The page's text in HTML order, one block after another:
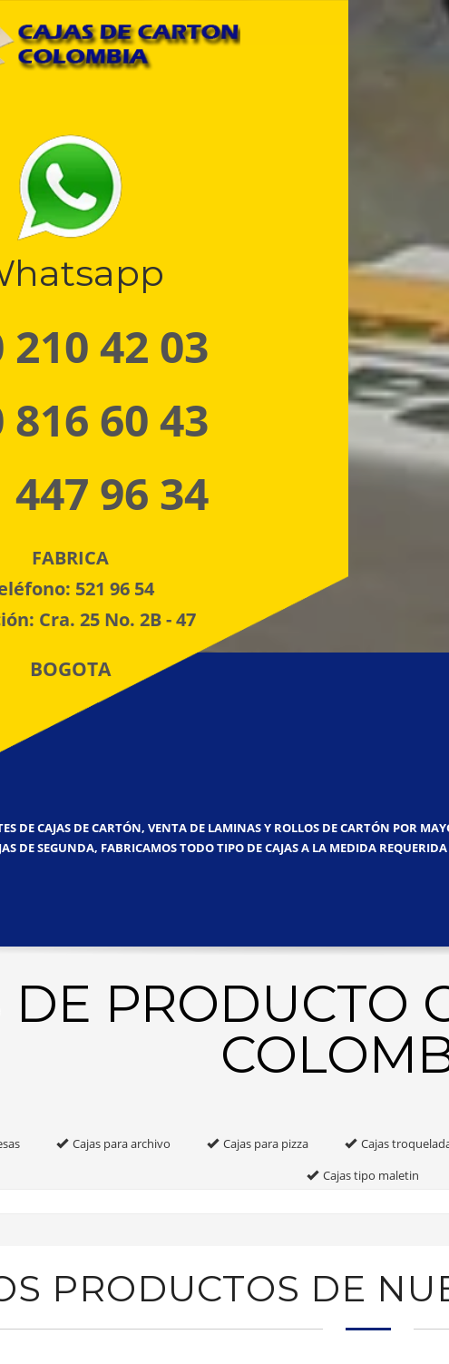
210 42 03
816 60 43
447 96 34
FABRICA
521 96 54
Cra. 25 No. 2B - 47
BOGOTA
DE CAJAS DE CARTÓN, VENTA DE LAMINAS Y ROLLOS DE CARTÓN POR
DE SEGUNDA, FABRICAMOS TODO TIPO DE CAJAS A LA MEDIDA
DE PRODUCTO
Cajas para archivo Cajas para pizza Cajas
Cajas tipo maletin
PRODUCTOS DE